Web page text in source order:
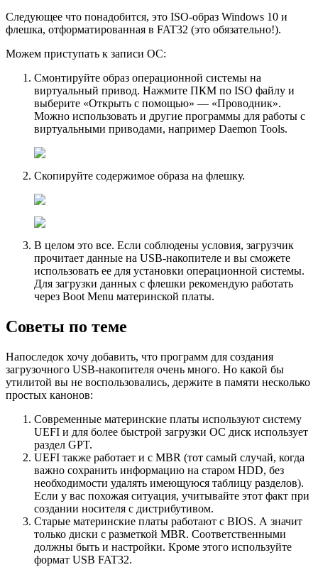
Следующее что понадобится, это ISO-образ Windows 10 и
флешка, отформатированная в FAT32 (это обязательно!).
Можем приступать к записи ОС:
Смонтируйте образ операционной системы на
виртуальный привод. Нажмите ПКМ по ISO файлу и
выберите «Открыть с помощью» — «Проводник».
Можно использовать и другие программы для работы с
виртуальными приводами, например Daemon Tools.
Скопируйте содержимое образа на флешку.
В целом это все. Если соблюдены условия, загрузчик
прочитает данные на USB-накопителе и вы сможете
использовать ее для установки операционной системы.
Для загрузки данных с флешки рекомендую работать
через Boot Menu материнской платы.
Советы по теме
Напоследок хочу добавить, что программ для создания
загрузочного USB-накопителя очень много. Но какой бы
утилитой вы не воспользовались, держите в памяти несколько
простых канонов:
Современные материнские платы используют систему
UEFI и для более быстрой загрузки ОС диск использует
раздел GPT.
UEFI также работает и с MBR (тот самый случай, когда
важно сохранить информацию на старом HDD, без
необходимости удалять имеющуюся таблицу разделов).
Если у вас похожая ситуация, учитывайте этот факт при
создании носителя с дистрибутивом.
Старые материнские платы работают с BIOS. А значит
только диски с разметкой MBR. Соответственными
должны быть и настройки. Кроме этого используйте
формат USB FAT32.